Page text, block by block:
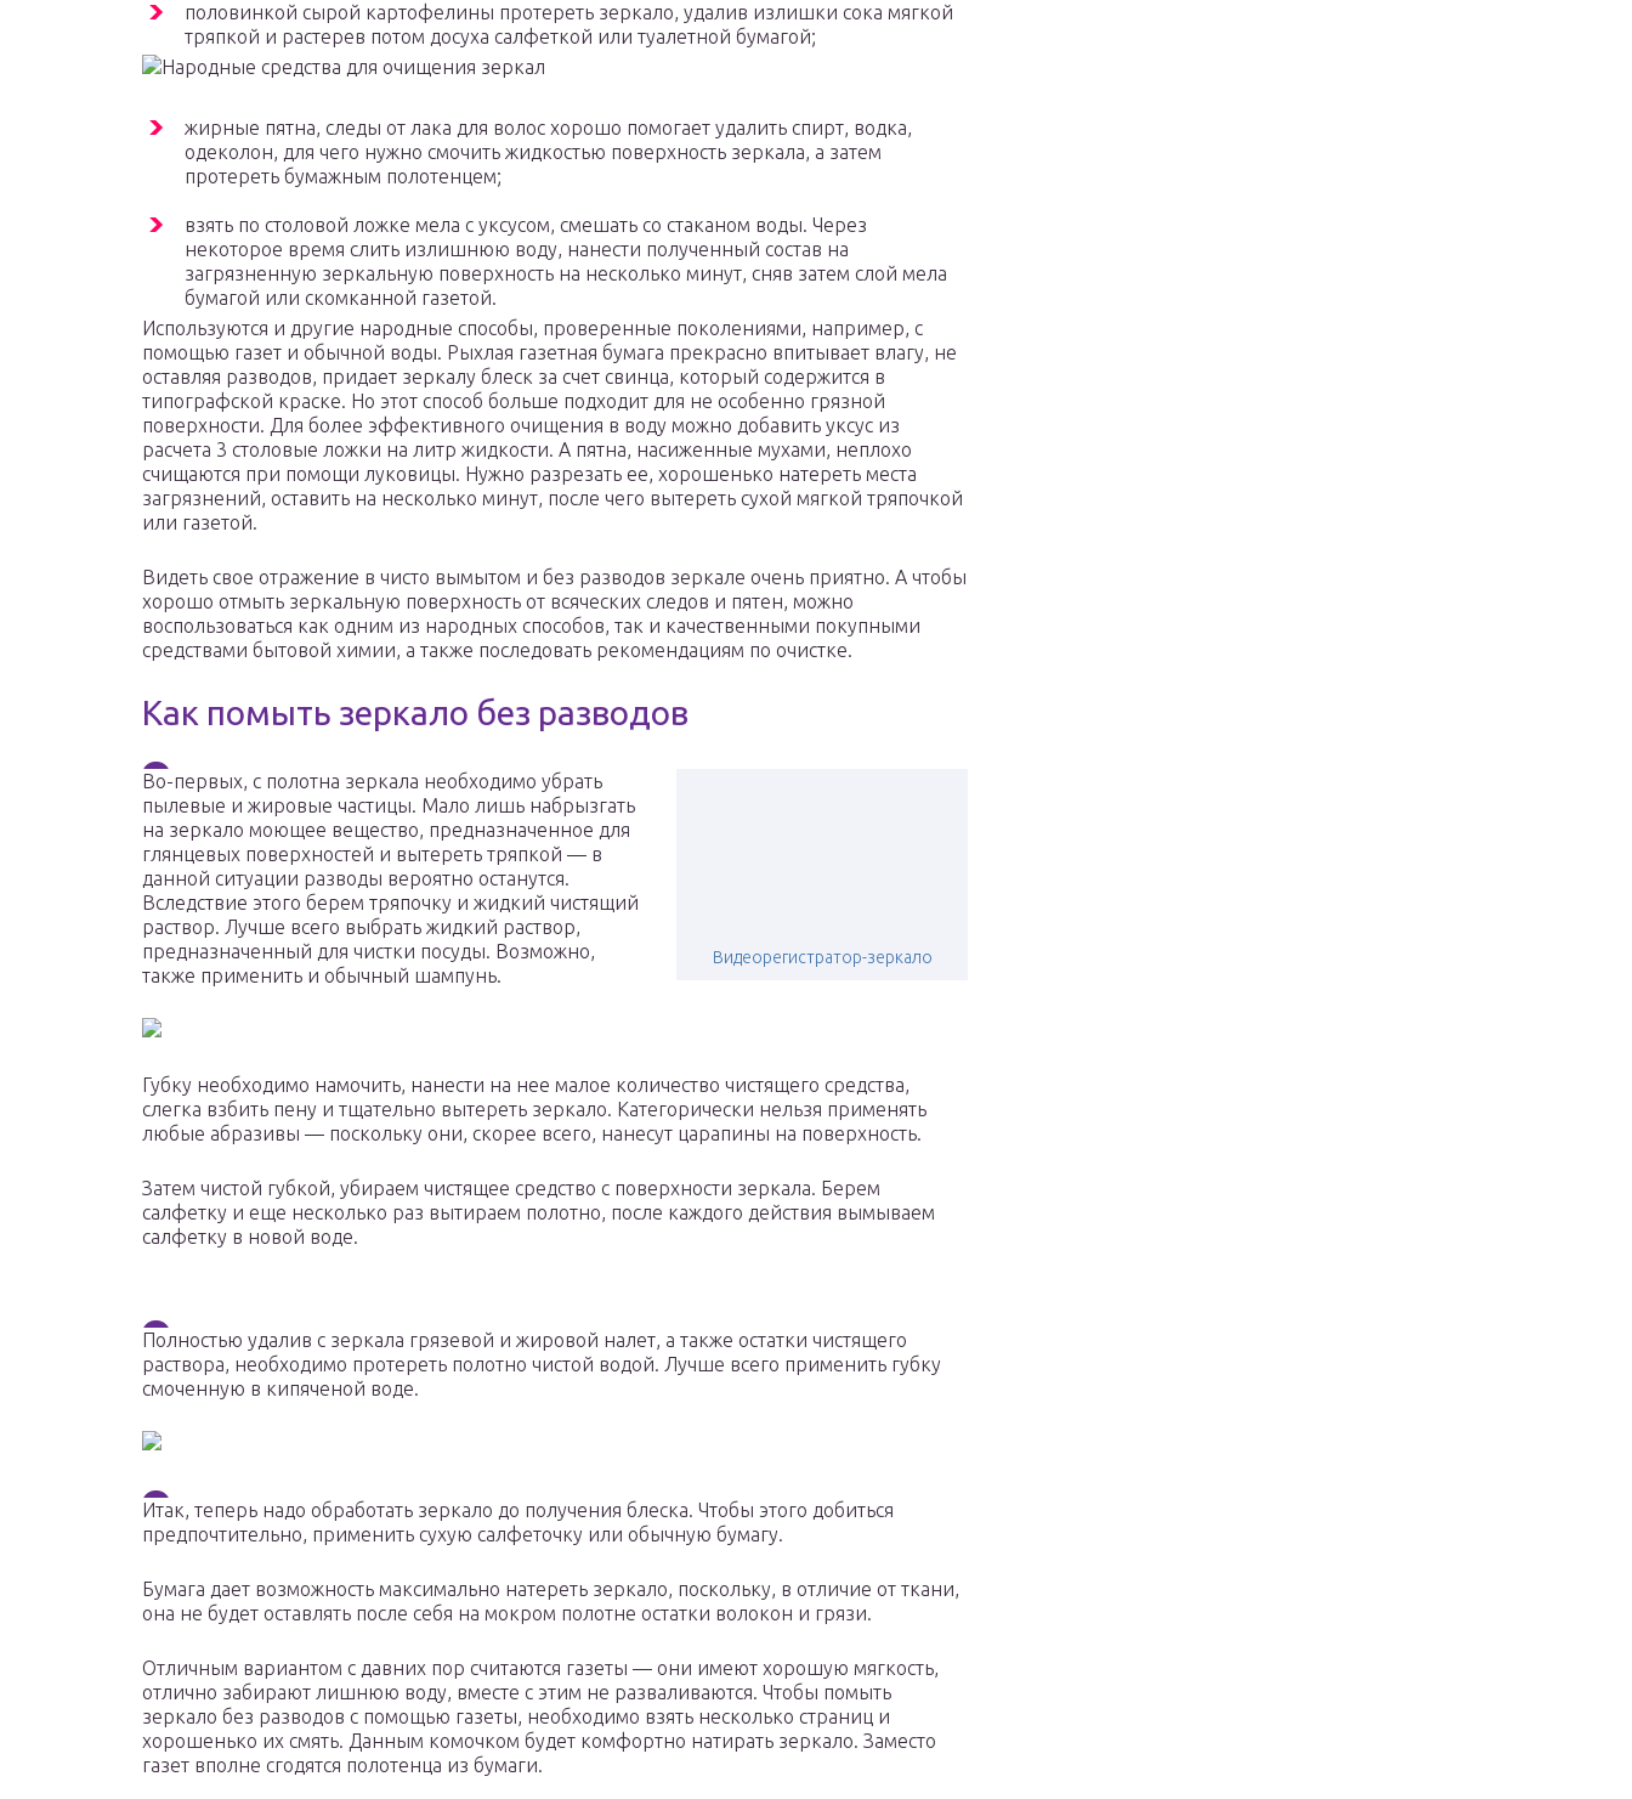
половинкой сырой картофелины протереть зеркало, удалив излишки сока мягкой
тряпкой и растерев потом досуха салфеткой или туалетной бумагой;
Народные средства для очищения зеркал
жирные пятна, следы от лака для волос хорошо помогает удалить спирт, водка,
одеколон, для чего нужно смочить жидкостью поверхность зеркала, а затем
протереть бумажным полотенцем;
взять по столовой ложке мела с уксусом, смешать со стаканом воды. Через
некоторое время слить излишнюю воду, нанести полученный состав на
загрязненную зеркальную поверхность на несколько минут, сняв затем слой мела
бумагой или скомканной газетой.
Используются и другие народные способы, проверенные поколениями, например, с
помощью газет и обычной воды. Рыхлая газетная бумага прекрасно впитывает влагу, не
оставляя разводов, придает зеркалу блеск за счет свинца, который содержится в
типографской краске. Но этот способ больше подходит для не особенно грязной
поверхности. Для более эффективного очищения в воду можно добавить уксус из
расчета 3 столовые ложки на литр жидкости. А пятна, насиженные мухами, неплохо
счищаются при помощи луковицы. Нужно разрезать ее, хорошенько натереть места
загрязнений, оставить на несколько минут, после чего вытереть сухой мягкой тряпочкой
или газетой.
Видеть свое отражение в чисто вымытом и без разводов зеркале очень приятно. А чтобы
хорошо отмыть зеркальную поверхность от всяческих следов и пятен, можно
воспользоваться как одним из народных способов, так и качественными покупными
средствами бытовой химии, а также последовать рекомендациям по очистке.
Как помыть зеркало без разводов
Видеорегистратор-зеркало
Во-первых, с полотна зеркала необходимо убрать
пылевые и жировые частицы. Мало лишь набрызгать
на зеркало моющее вещество, предназначенное для
глянцевых поверхностей и вытереть тряпкой — в
данной ситуации разводы вероятно останутся.
Вследствие этого берем тряпочку и жидкий чистящий
раствор. Лучше всего выбрать жидкий раствор,
предназначенный для чистки посуды. Возможно,
также применить и обычный шампунь.
Губку необходимо намочить, нанести на нее малое количество чистящего средства,
слегка взбить пену и тщательно вытереть зеркало. Категорически нельзя применять
любые абразивы — поскольку они, скорее всего, нанесут царапины на поверхность.
Затем чистой губкой, убираем чистящее средство с поверхности зеркала. Берем
салфетку и еще несколько раз вытираем полотно, после каждого действия вымываем
салфетку в новой воде.
Полностью удалив с зеркала грязевой и жировой налет, а также остатки чистящего
раствора, необходимо протереть полотно чистой водой. Лучше всего применить губку
смоченную в кипяченой воде.
Итак, теперь надо обработать зеркало до получения блеска. Чтобы этого добиться
предпочтительно, применить сухую салфеточку или обычную бумагу.
Бумага дает возможность максимально натереть зеркало, поскольку, в отличие от ткани,
она не будет оставлять после себя на мокром полотне остатки волокон и грязи.
Отличным вариантом с давних пор считаются газеты — они имеют хорошую мягкость,
отлично забирают лишнюю воду, вместе с этим не разваливаются. Чтобы помыть
зеркало без разводов с помощью газеты, необходимо взять несколько страниц и
хорошенько их смять. Данным комочком будет комфортно натирать зеркало. Заместо
газет вполне сгодятся полотенца из бумаги.